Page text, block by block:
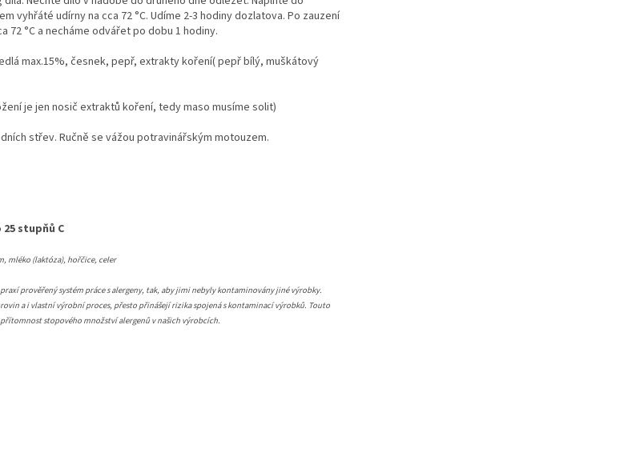
vyhřáté udírny na cca 72 °C. Udíme 2-3 hodiny dozlatova. Po zauzení
72 °C a necháme odvářet po dobu 1 hodiny.
max.15%, česnek, pepř, extrakty koření( pepř bílý, muškátový
je jen nosič extraktů koření, tedy maso musíme solit)
střev. Ručně se vážou potravinářským motouzem.
stupňů C
mléko (laktóza), hořčice, celer
prověřený systém práce s alergeny, tak, aby jimi nebyly kontaminovány jiné výrobky.
a i vlastní výrobní proces, přesto přinášejí rizika spojená s kontaminací výrobků. Touto
stopového množství alergenů v našich výrobcích.